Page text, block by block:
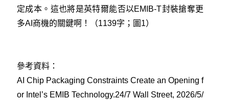
定成本。這也將是英特爾能否以EMIB-T封裝搶奪更
多AI商機的關鍵啊！（1139字；圖1）
參考資料：
AI Chip Packaging Constraints Create an Opening f
or Intel’s EMIB Technology.24/7 Wall Street, 2026/5/